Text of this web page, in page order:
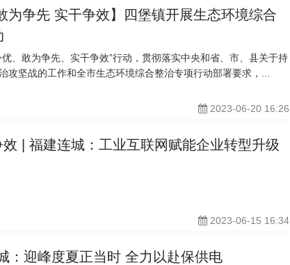
为争先 实干争效】四堡镇开展生态环境综合
优、敢为争先、实干争效”行动，贯彻落实中央和省、市、县关于持
攻坚战的工作和全市生态环境综合整治专项行动部署要求，...
2023-06-20 16:26
| 福建连城：工业互联网赋能企业转型升级
2023-06-15 16:34
：迎峰度夏正当时 全力以赴保供电